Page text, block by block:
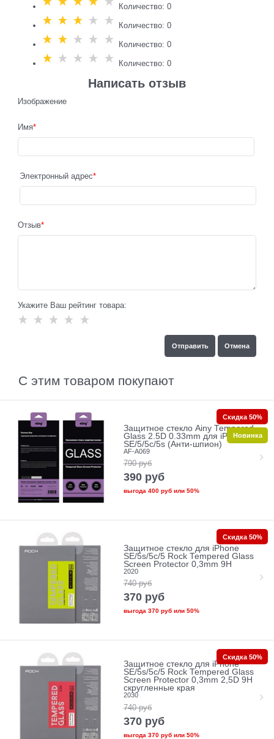
Количество: 0
Количество: 0
Количество: 0
Количество: 0
Написать отзыв
Изображение
Имя
Электронный адрес
Отзыв
Укажите Ваш рейтинг товара:
С этим товаром покупают
Защитное стекло Ainy Tempered
Glass 2.5D 0.33mm для iPhone
SE/5/5c/5s (Анти-шпион)
AF-A069
790 руб
390 руб
выгода 400 рубили 50%
Скидка 50%
Новинка
Защитное стекло для iPhone
SE/5s/5с/5 Rock Tempered Glass
Screen Protector 0,3mm 9H
2020
740 руб
370 руб
выгода 370 рубили 50%
Скидка 50%
Защитное стекло для iPhone
SE/5s/5с/5 Rock Tempered Glass
Screen Protector 0,3mm 2,5D 9H
скругленные края
2030
740 руб
370 руб
выгода 370 рубили 50%
Скидка 50%